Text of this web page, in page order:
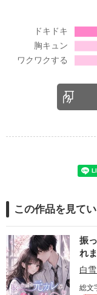
この作品を見て
振
れ
白
総文